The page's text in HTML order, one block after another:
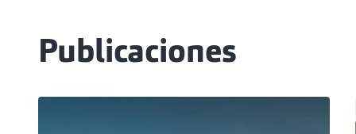
Publicaciones